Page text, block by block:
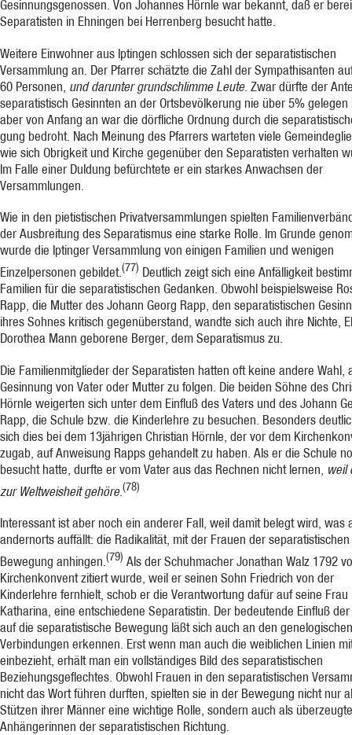
Gesinnungsgenossen. Von Johannes Hörnle war bekannt, daß er
Separatisten in Ehningen bei Herrenberg besucht hatte.
Weitere Einwohner aus Iptingen schlossen sich der separatistischen
Versammlung an. Der Pfarrer schätzte die Zahl der Sympathisanten
60 Personen, und darunter grund­schlimme Leute. Zwar dürfte der
separatistisch Gesinnten an der Ortsbevölkerung nie über 5% gelegen
aber von Anfang an war die dörfliche Ordnung durch die
gung bedroht. Nach Meinung des Pfarrers warteten viele
wie sich Ob­rigkeit und Kirche gegenüber den Separatisten verhalten
Im Falle einer Duldung be­fürchtete er ein starkes Anwachsen der
Versammlungen.
Wie in den pietistischen Privatversammlungen spielten
der Ausbreitung des Separatismus eine starke Rolle. Im Grunde
wurde die Iptinger Versammlung von einigen Familien und wenigen
Einzelpersonen gebildet.(77) Deutlich zeigt sich eine Anfäl­ligkeit
Familien für die separatistischen Gedanken. Obwohl beispielsweise
Rapp, die Mutter des Johann Georg Rapp, den separatistischen
ihres Sohnes kri­tisch gegenüberstand, wandte sich auch ihre Nichte,
Dorothea Mann geborene Berger, dem Separatismus zu.
Die Familienmitglieder der Separatisten hatten oft keine andere Wahl,
Gesinnung von Vater oder Mutter zu folgen. Die beiden Söhne des
Hörnle weigerten sich unter dem Einfluß des Vaters und des Johann
Rapp, die Schule bzw. die Kinderlehre zu besuchen. Besonders
sich dies bei dem 13jährigen Christian Hörnle, der vor dem
zugab, auf Anweisung Rapps gehandelt zu haben. Als er die Schule
besucht hatte, durfte er vom Vater aus das Rechnen nicht lernen, weil
zur Weltweisheit gehöre.(78)
Interessant ist aber noch ein anderer Fall, weil damit belegt wird, was
andernorts auffällt: die Radikalität, mit der Frauen der separatistischen
Bewegung anhingen. (79) Als der Schuhmacher Jonathan Walz 1792
Kirchenkonvent zitiert wurde, weil er seinen Sohn Friedrich von der
Kinderlehre fernhielt, schob er die Verantwortung dafür auf seine Frau
Katharina, eine entschiedene Separatistin. Der bedeutende Einfluß
auf die separatistische Bewegung läßt sich auch an den genelogischen
Verbindungen erkennen. Erst wenn man auch die weiblichen Linien
einbezieht, erhält man ein vollständiges Bild des separatistischen
Beziehungsgeflechtes. Obwohl Frauen in den separatistischen
nicht das Wort führen durften, spielten sie in der Bewegung nicht nur
Stützen ihrer Männer eine wichtige Rolle, sondern auch als überzeugte
Anhängerinnen der separatistischen Richtung.